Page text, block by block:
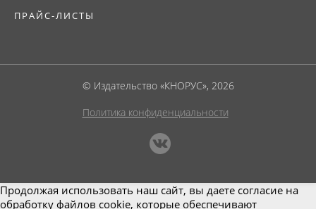
ПРАЙС-ЛИСТЫ
© Издательство «КНОРУС», 2026
Политика конфиденциальности
Продолжая использовать наш сайт, вы даете согласие на
обработку файлов cookie, которые обеспечивают